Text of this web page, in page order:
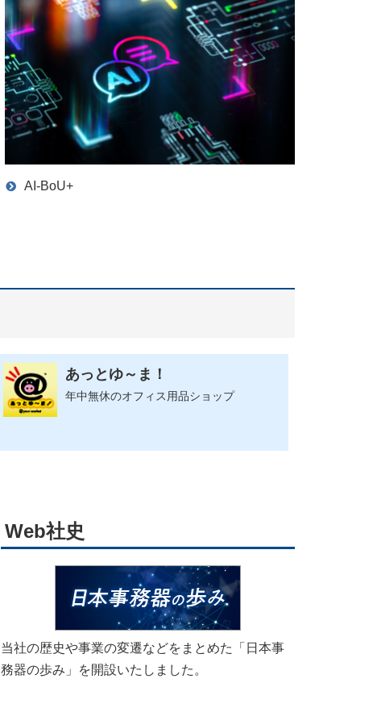
AI-BoU+
あっとゆ～ま！
年中無休のオフィス用品ショップ
Web社史
当社の歴史や事業の変遷などをまとめた「日本事
務器の歩み」を開設いたしました。